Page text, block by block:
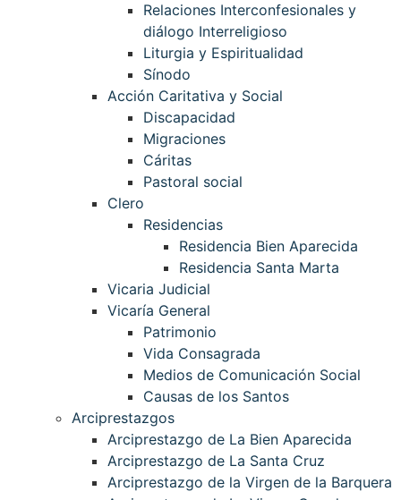
Relaciones Interconfesionales y
diálogo Interreligioso
Liturgia y Espiritualidad
Sínodo
Acción Caritativa y Social
Discapacidad
Migraciones
Cáritas
Pastoral social
Clero
Residencias
Residencia Bien Aparecida
Residencia Santa Marta
Vicaria Judicial
Vicaría General
Patrimonio
Vida Consagrada
Medios de Comunicación Social
Causas de los Santos
Arciprestazgos
Arciprestazgo de La Bien Aparecida
Arciprestazgo de La Santa Cruz
Arciprestazgo de la Virgen de la Barquera